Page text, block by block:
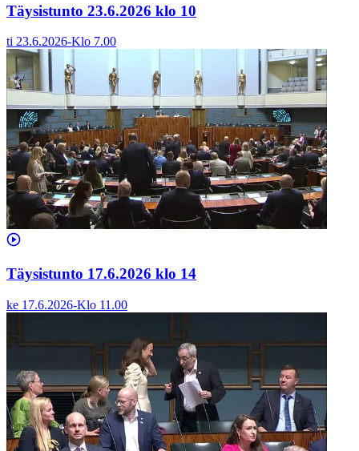
Täysistunto 23.6.2026 klo 10
ti 23.6.2026-Klo 7.00
Täysistunto 17.6.2026 klo 14
ke 17.6.2026-Klo 11.00